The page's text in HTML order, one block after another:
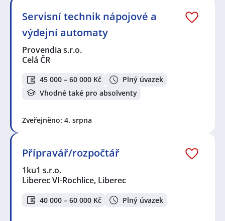
Servisní technik nápojové a
výdejní automaty
Provendia s.r.o.
Celá ČR
45 000 – 60 000 Kč
Plný úvazek
Vhodné také pro absolventy
Zveřejněno: 4. srpna
Přípravář/rozpočtář
1ku1 s.r.o.
Liberec VI-Rochlice, Liberec
40 000 – 60 000 Kč Plný úvazek